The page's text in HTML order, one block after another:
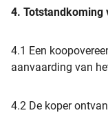
4. Totstandkoming
4.1 Een
aanvaarding van
4.2 De koper